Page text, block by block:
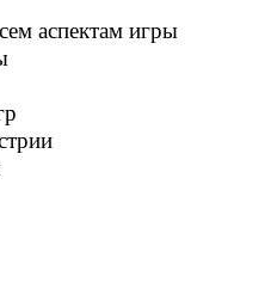
аспектам игры